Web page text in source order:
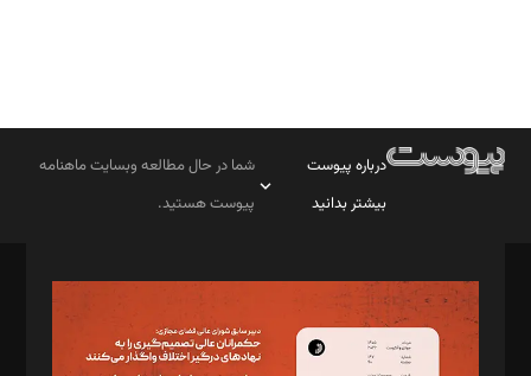
درباره پیوست
بیشتر بدانید
شما در حال مطالعه وبسایت ماهنامه
پیوست هستید.
مدیر مسئول: محمدباقر اثنی‌عشری
سردبیر: مهرک محمودی
دبیر تحریریه: میثم قاسمی